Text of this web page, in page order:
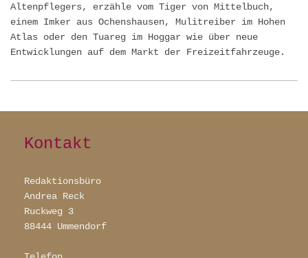
Altenpflegers, erzähle vom Tiger von Mittelbuch,
einem Imker aus Ochenshausen, Mulitreiber im Hohen
Atlas oder den Tuareg im Hoggar wie über neue
Entwicklungen auf dem Markt der Freizeitfahrzeuge.
Kontakt
Redaktionsbüro
Andrea Reck
Ruckweg 3
88444 Ummendorf